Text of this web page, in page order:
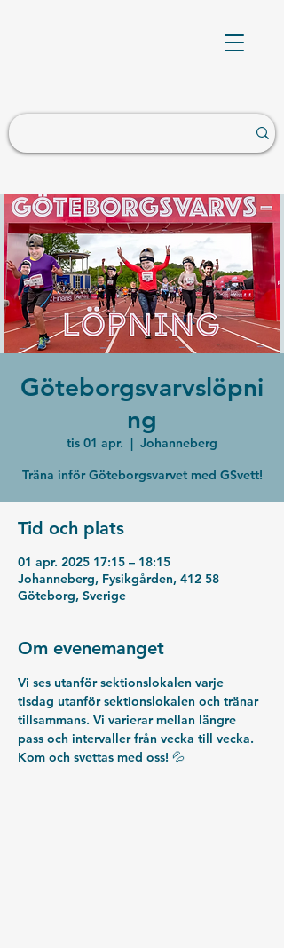
Göteborgsvarvslöpni
ng
tis 01 apr.
  |
Johanneberg
Träna inför Göteborgsvarvet med GSvett!
Tid och plats
01 apr. 2025 17:15 – 18:15
Johanneberg, Fysikgården, 412 58
Göteborg, Sverige
Om evenemanget
Vi ses utanför sektionslokalen varje
tisdag utanför sektionslokalen och tränar
tillsammans. Vi varierar mellan längre
pass och intervaller från vecka till vecka.
Kom och svettas med oss! 💦